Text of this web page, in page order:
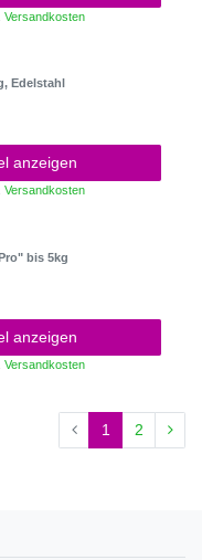
Versandkosten
Edelstahl
anzeigen
Versandkosten
bis 5kg
anzeigen
Versandkosten
1 2